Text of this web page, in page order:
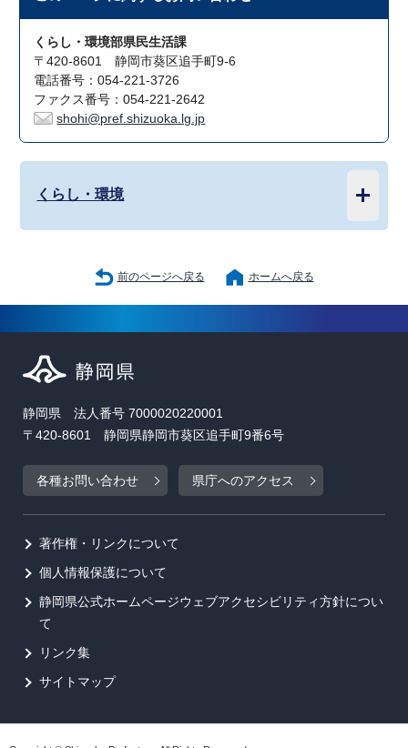
くらし・環境部県民生活課
〒420-8601 静岡市葵区追手町9-6
電話番号：054-221-3726
ファクス番号：054-221-2642
shohi@pref.shizuoka.lg.jp
くらし・環境
前のページへ戻る ホームへ戻る
静岡県 法人番号 7000020220001
〒420-8601 静岡県静岡市葵区追手町9番6号
各種お問い合わせ 県庁へのアクセス
著作権・リンクについて
個人情報保護について
静岡県公式ホームページウェブアクセシビリティ方針につい
て
リンク集
サイトマップ